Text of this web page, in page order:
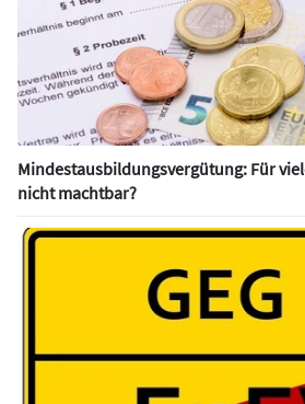
Mindestausbildungsvergütung: Für
nicht machtbar?